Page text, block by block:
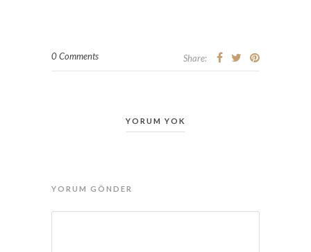
0 Comments Share:
YORUM YOK
YORUM GÖNDER